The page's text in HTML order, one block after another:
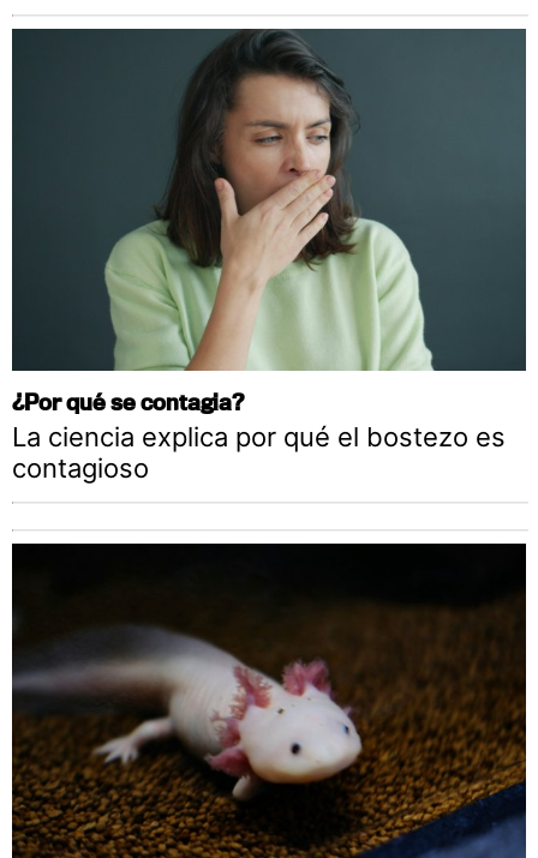
¿Por qué se contagia?
La ciencia explica por qué el bostezo es
contagioso